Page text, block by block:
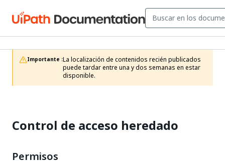
Importante :La localización de contenidos recién publicados
puede tardar entre una y dos semanas en estar
disponible.
Control de acceso heredado
Permisos